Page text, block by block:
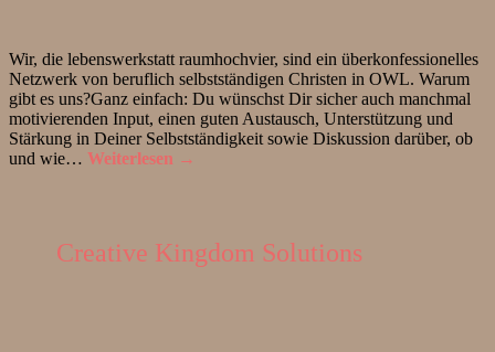
Wir, die lebenswerkstatt raumhochvier, sind ein überkonfessionelles
Netzwerk von beruflich selbstständigen Christen in OWL. Warum
gibt es uns?Ganz einfach: Du wünschst Dir sicher auch manchmal
motivierenden Input, einen guten Austausch, Unterstützung und
Stärkung in Deiner Selbstständigkeit sowie Diskussion darüber, ob
und wie… Weiterlesen →
Creative Kingdom Solutions